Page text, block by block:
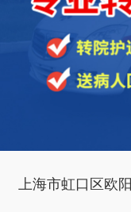
上海市虹口区欧